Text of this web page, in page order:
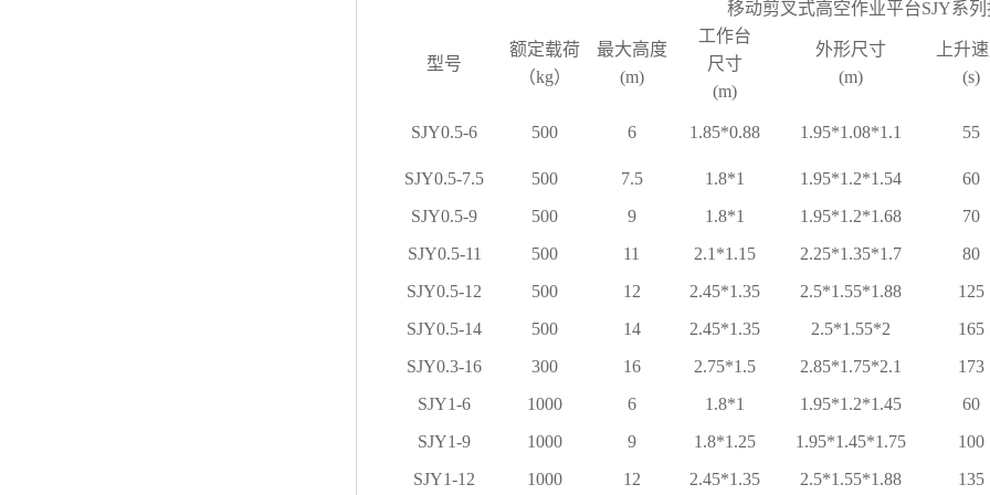
移动剪叉式高空作业平台SJY系列
型号
额定载荷
（kg）
最大高度
(m)
工作台
尺寸
(m)
外形尺寸
(m)
上升
(s)
SJY0.5-6 500 6 1.85*0.88 1.95*1.08*1.1 55
SJY0.5-7.5 500 7.5 1.8*1 1.95*1.2*1.54
60
SJY0.5-9
500 9 1.8*1 1.95*1.2*1.68
70
SJY0.5-11
500 11 2.1*1.15 2.25*1.35*1.7
80
SJY0.5-12
500 12 2.45*1.35 2.5*1.55*1.88
125
SJY0.5-14 500 14 2.45*1.35 2.5*1.55*2
165
SJY0.3-16
300 16 2.75*1.5 2.85*1.75*2.1
173
SJY1-6
1000 6 1.8*1 1.95*1.2*1.45
60
SJY1-9
1000 9 1.8*1.25 1.95*1.45*1.75
100
SJY1-12
1000 12 2.45*1.35 2.5*1.55*1.88 135